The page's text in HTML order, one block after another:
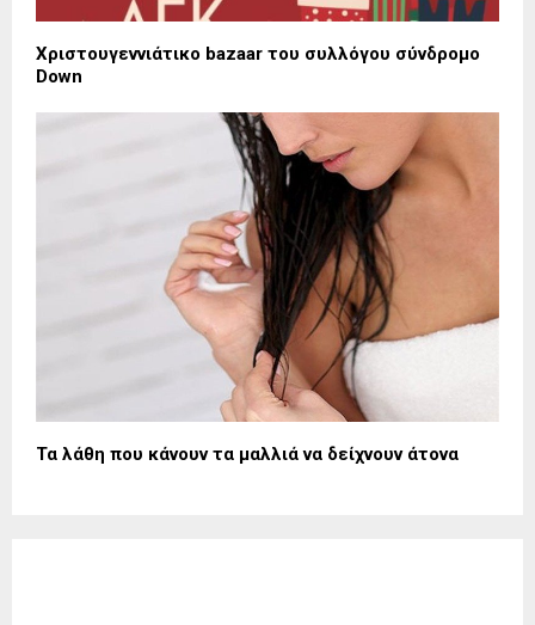
Χριστουγεννιάτικο bazaar του συλλόγου σύνδρομο
Down
Τα λάθη που κάνουν τα μαλλιά να δείχνουν άτονα